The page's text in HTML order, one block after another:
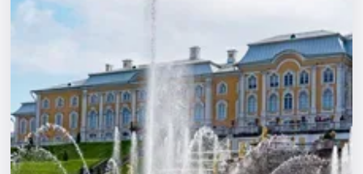
Экскурсии
События
Города